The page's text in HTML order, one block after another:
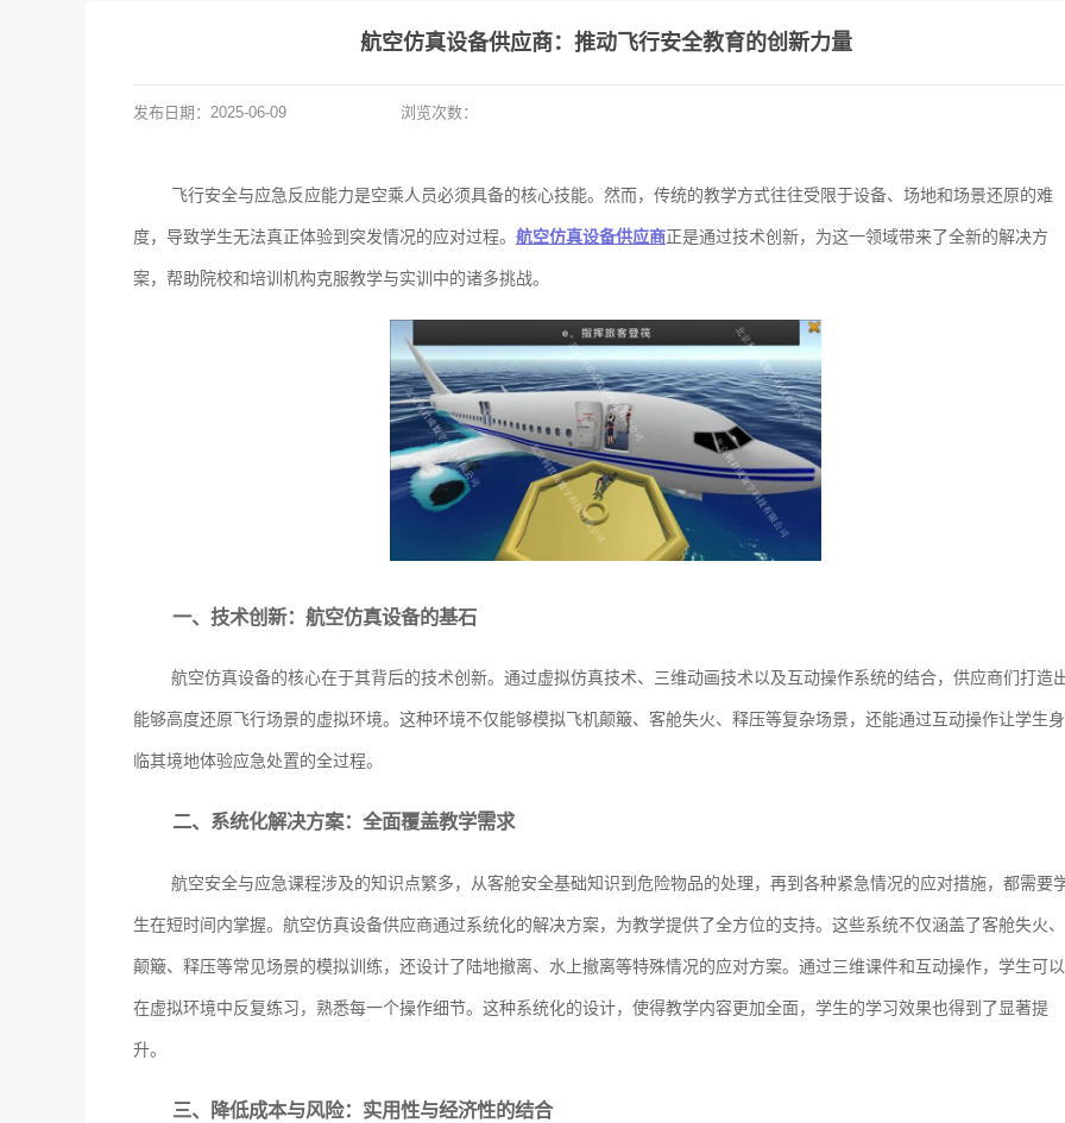
航空仿真设备供应商：推动飞行安全教育的创新力量
发布日期： 2025-06-09 浏览次数：
飞行安全与应急反应能力是空乘人员必须具备的核心技能。然而，传统的教学方式往往受限于设备、场地和场景还原的难
度，导致学生无法真正体验到突发情况的应对过程。 航空仿真设备供应商正是通过技术创新，为这一领域带来了全新的解决方
案，帮助院校和培训机构克服教学与实训中的诸多挑战。
一、技术创新：航空仿真设备的基石
航空仿真设备的核心在于其背后的技术创新。通过虚拟仿真技术、三维动画技术以及互动操作系统的结合，供应商们打造
能够高度还原飞行场景的虚拟环境。这种环境不仅能够模拟飞机颠簸、客舱失火、释压等复杂场景，还能通过互动操作让学生身
临其境地体验应急处置的全过程。
二、系统化解决方案：全面覆盖教学需求
航空安全与应急课程涉及的知识点繁多，从客舱安全基础知识到危险物品的处理，再到各种紧急情况的应对措施，都需要
生在短时间内掌握。航空仿真设备供应商通过系统化的解决方案，为教学提供了全方位的支持。这些系统不仅涵盖了客舱失火、
颠簸、释压等常见场景的模拟训练，还设计了陆地撤离、水上撤离等特殊情况的应对方案。通过三维课件和互动操作，学生可以
在虚拟环境中反复练习，熟悉每一个操作细节。这种系统化的设计，使得教学内容更加全面，学生的学习效果也得到了显著提
升。
三、降低成本与风险：实用性与经济性的结合